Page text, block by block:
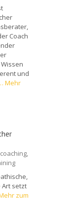
Coach
und
Mehr
setzt
zum